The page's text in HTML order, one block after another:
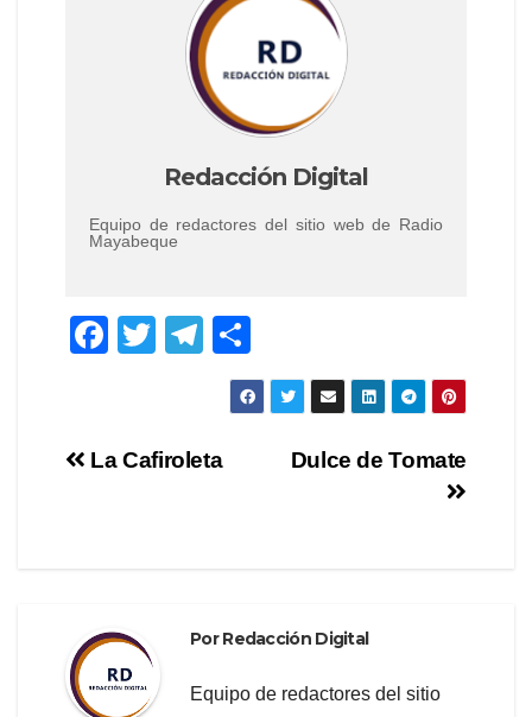
Redacción Digital
Equipo de redactores del sitio web de Radio
Mayabeque
F
e
T
er
T
el
gr
o
m
Navegación
Dulce de Tomate
La Cafiroleta
PorRedacción Digital
Equipo de redactores del sitio